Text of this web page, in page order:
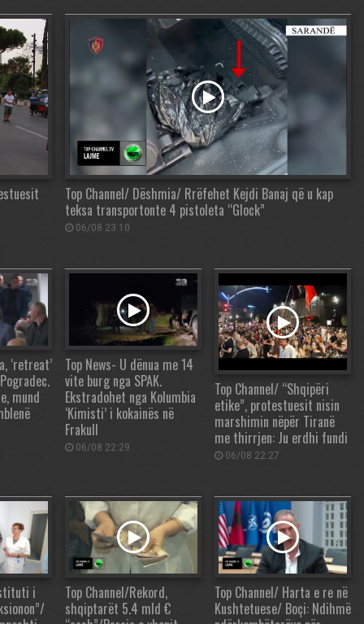
Top Channel/ Dëshmia/ Rrëfehet Kejdi Banaj që u kap
teksa transportonte 4 pistoleta “Glock”
06/08 23:10
‘retreat’
mund
Top News- U dënua me 14
vite burg nga SPAK.
Ekstradohet nga Kolumbia
‘Kimisti’ i kokainës në
Frakull
06/08 22:29
Top Channel/ “Shqipëri
etike”, protestuesit nisin
marshimin nëpër Tiranë
me thirrjen: Ju erdhi fundi
06/08 22:27
i
Top Channel/Rekord,
shqiptarët 5.4 mld €
Top Channel/ Harta e re në
Kushtetuese/ Boçi: Ndihmë